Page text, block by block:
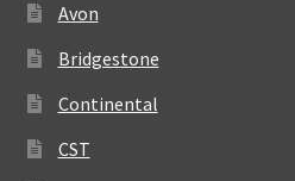
Avon
Bridgestone
Continental
CST